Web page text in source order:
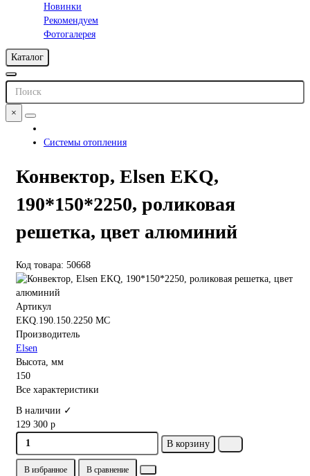
Новинки
Рекомендуем
Фотогалерея
Каталог
×
Системы отопления
Конвектор, Elsen EKQ,
190*150*2250, роликовая
решетка, цвет алюминий
Код товара: 50668
Артикул
EKQ.190.150.2250 MC
Производитель
Elsen
Высота, мм
150
Все характеристики
В наличии ✓
129 300 р
В корзину
В избранное В сравнение